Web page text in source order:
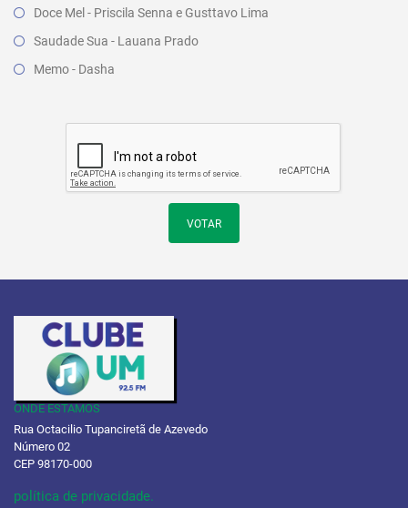
Doce Mel - Priscila Senna e Gusttavo Lima
Saudade Sua - Lauana Prado
Memo - Dasha
VOTAR
ONDE ESTAMOS
Rua Octacilio Tupanciretã de Azevedo
Número 02
CEP 98170-000
política de privacidade.